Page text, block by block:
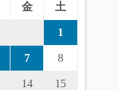
金 土
1
7 8
14 15